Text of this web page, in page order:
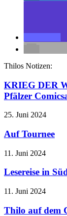
Thilos Notizen:
KRIEG DER
Pfälzer
25. Juni 2024
Auf Tournee
11. Juni 2024
Lesereise in
11. Juni 2024
Thilo auf dem